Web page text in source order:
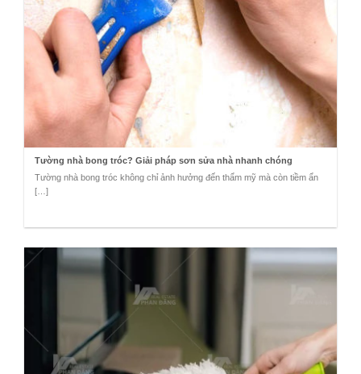
Tường nhà bong tróc? Giải pháp sơn sửa nhà nhanh chóng
Tường nhà bong tróc không chỉ ảnh hưởng đến thẩm mỹ mà còn tiềm ẩn
[…]